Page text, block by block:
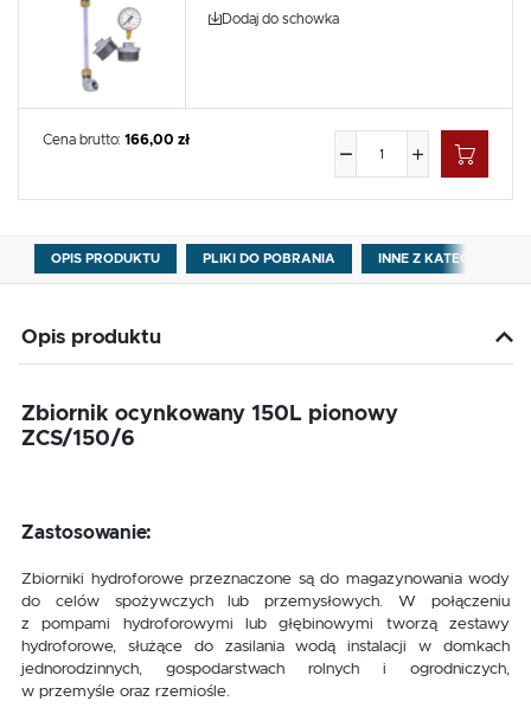
Dodaj do schowka
Cena brutto: 166,00 zł
OPIS PRODUKTU PLIKI DO POBRANIA INNE Z KATEGORII
Opis produktu
Zbiornik ocynkowany 150L pionowy
ZCS/150/6
Zastosowanie:
Zbiorniki hydroforowe przeznaczone są do magazynowania wody
do celów spożywczych lub przemysłowych. W połączeniu
z pompami hydroforowymi lub głębinowymi tworzą zestawy
hydroforowe, służące do zasilania wodą instalacji w domkach
jednorodzinnych, gospodarstwach rolnych i ogrodniczych,
w przemyśle oraz rzemiośle.